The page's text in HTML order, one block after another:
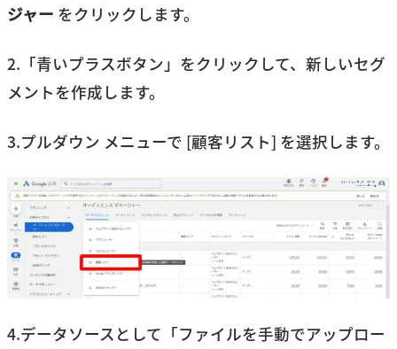
ジャー をクリックします。
2.「青いプラスボタン」をクリックして、新しいセグ
メントを作成します。
3.プルダウン メニューで [顧客リスト] を選択します。
4.データソースとして「ファイルを手動でアップロー